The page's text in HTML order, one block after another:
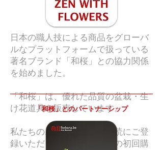
日本の職人技による商品をグローバ
ルなプラットフォームで扱っている
著名ブランド「和桜」との協力関係
を始めました。
「和桜」は、優れた品質の盆栽・生
け花道具を販売しています。
私たちのニュースレター購読にご登
録いただくと、「和桜」での初回購
「和桜」とのパートナーシップ